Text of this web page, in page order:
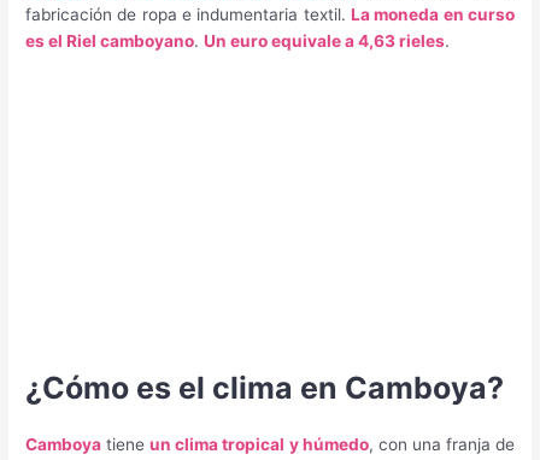
fabricación de ropa e indumentaria textil. La moneda en curso
es el Riel camboyano.Un euro equivale a 4,63 rieles.
¿Cómo es el clima en Camboya?
Camboya tieneun clima tropical y húmedo, con una franja de